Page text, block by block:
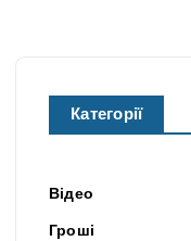
Категорії
Відео
Гроші